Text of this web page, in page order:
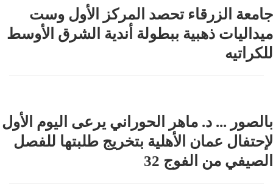
جامعة الزرقاء تحصد المركز الأول وست
ميداليات ذهبية ببطولة أندية الشرق الأوسط
للكراتيه
بالصور ... د. ماهر الحوراني يرعى اليوم الأول
لإحتفال عمان الأهلية بتخريج طلبتها للفصل
الصيفي من الفوج 32